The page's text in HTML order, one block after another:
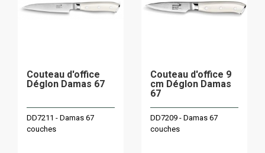
Couteau d'office
Déglon Damas 67
DD7211 - Damas 67
couches
Couteau d'office 9
cm Déglon Damas
67
DD7209 - Damas 67
couches